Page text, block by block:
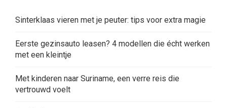
Sinterklaas vieren met je peuter: tips voor extra magie
Eerste gezinsauto leasen? 4 modellen die écht werken
met een kleintje
Met kinderen naar Suriname, een verre reis die
vertrouwd voelt